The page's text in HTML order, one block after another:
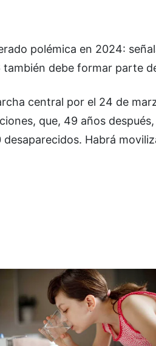
polémica en 2024:
debe formar parte
central por el 24 de
que, 49 años
Habrá